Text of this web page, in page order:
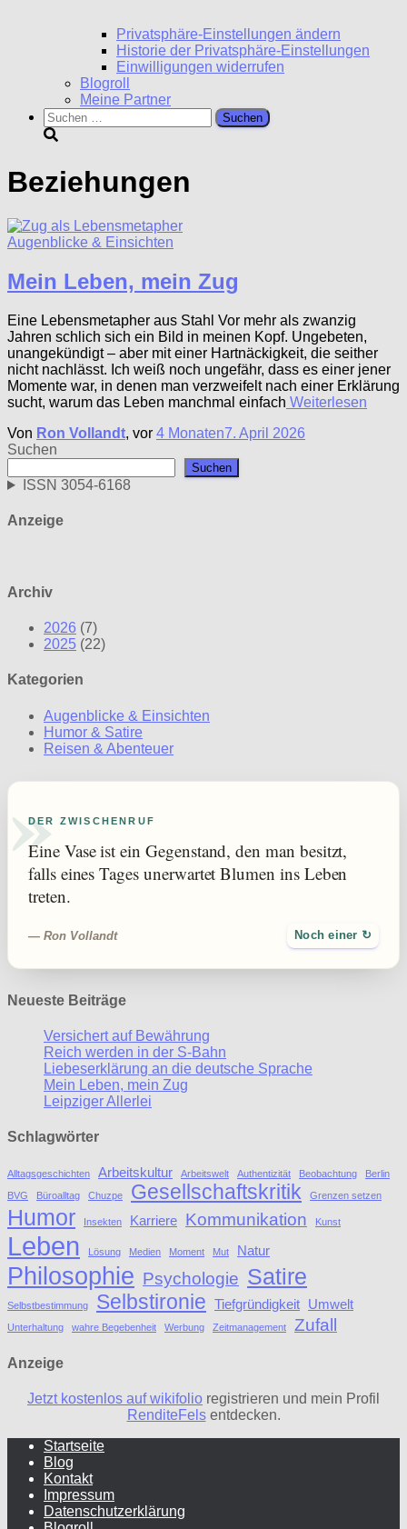
Privatsphäre-Einstellungen ändern
Historie der Privatsphäre-Einstellungen
Einwilligungen widerrufen
Blogroll
Meine Partner
Suchen
nach:
Beziehungen
Augenblicke & Einsichten
Mein Leben, mein Zug
Eine Lebensmetapher aus Stahl Vor mehr als zwanzig
Jahren schlich sich ein Bild in meinen Kopf. Ungebeten,
unangekündigt – aber mit einer Hartnäckigkeit, die seither
nicht nachlässt. Ich weiß noch ungefähr, dass es einer jener
Momente war, in denen man verzweifelt nach einer Erklärung
sucht, warum das Leben manchmal einfach Weiterlesen
Von Ron Vollandt, vor 4 Monaten7. April 2026
Suchen
Suchen
ISSN 3054-6168
Anzeige
Archiv
2026 (7)
2025 (22)
Kategorien
Augenblicke & Einsichten
Humor & Satire
Reisen & Abenteuer
»
DER ZWISCHENRUF
Eine Vase ist ein Gegenstand, den man besitzt,
falls eines Tages unerwartet Blumen ins Leben
treten.
— Ron Vollandt Noch einer ↻
Neueste Beiträge
Versichert auf Bewährung
Reich werden in der S-Bahn
Liebeserklärung an die deutsche Sprache
Mein Leben, mein Zug
Leipziger Allerlei
Schlagwörter
Alltagsgeschichten Arbeitskultur Arbeitswelt Authentizität Beobachtung
Berlin
BVG
Büroalltag Chuzpe Gesellschaftskritik Grenzen setzen
Humor Insekten Karriere Kommunikation Kunst
Leben Lösung Medien Moment Mut Natur
Philosophie Psychologie Satire
Selbstbestimmung Selbstironie Tiefgründigkeit Umwelt
Unterhaltung wahre Begebenheit Werbung Zeitmanagement Zufall
Anzeige
Jetzt kostenlos auf wikifolio registrieren und mein Profil
RenditeFelsentdecken.
Startseite
Blog
Kontakt
Impressum
Datenschutzerklärung